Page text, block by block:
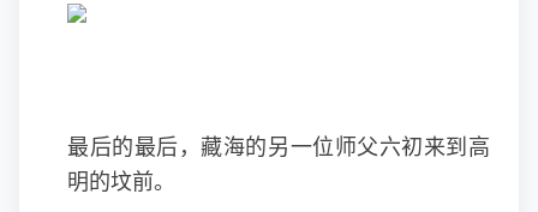
最后的最后，藏海的另一位师父六初来到高
明的坟前。